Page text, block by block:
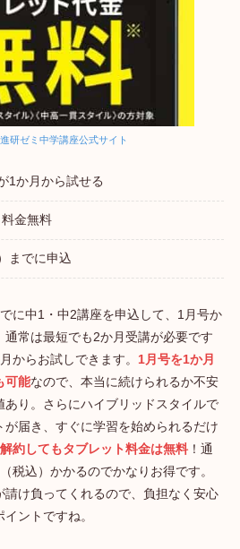
進研ゼミ中学講座公式サイト
1か月から試せる
金無料
までに申込
に中1・中2講座を申込して、1月号か
通常は最短でも2か月受講が必要です
からお試しできます。 1月号を1か月
可能なので、本当に続けられるか不安
あり。さらにハイブリッドスタイルで
届き、すぐに学習を始められるだけ
約してもタブレット料金は無料！通
税込）かかるのでかなりお得です。
け負ってくれるので、負担なく安心
ントですね。